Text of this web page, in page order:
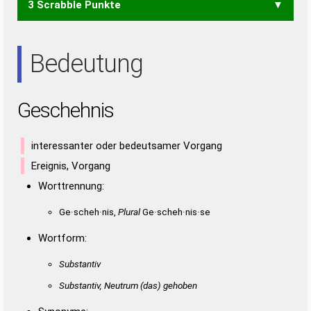
SIEGE SIEGS SIEHE SINGE
SENG SIEG SIEH SING
ESSEN
NIESE NISSE SEIEN SEINE SEINS SENSE
EHE ENG GEI GEN GIN
EINE EINS EISE EISS ESSE NIES SEEN SEES SEIN SENS
3 Scrabble Punkte
Bedeutung
Geschehnis
interessanter oder bedeutsamer Vorgang
Ereignis, Vorgang
Worttrennung:
Ge·scheh·nis, PluralGe·scheh·nis·se
Wortform:
Substantiv
Substantiv, Neutrum(das) gehoben